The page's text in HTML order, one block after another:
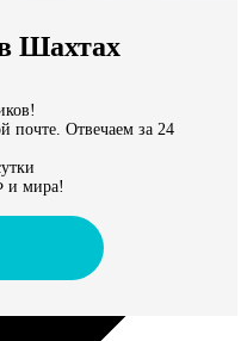
Шахтах
почте. Отвечаем за 24
и мира!